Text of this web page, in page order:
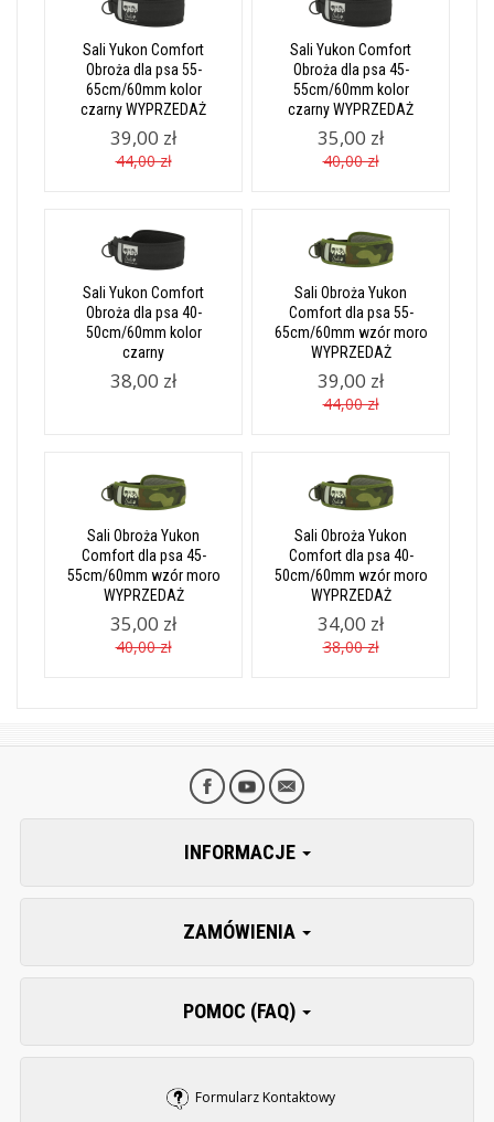
Sali Yukon Comfort
Obroża dla psa 55-
65cm/60mm kolor
czarny WYPRZEDAŻ
39,00 zł
44,00 zł
Sali Yukon Comfort
Obroża dla psa 45-
55cm/60mm kolor
czarny WYPRZEDAŻ
35,00 zł
40,00 zł
Sali Yukon Comfort
Obroża dla psa 40-
50cm/60mm kolor
czarny
38,00 zł
Sali Obroża Yukon
Comfort dla psa 55-
65cm/60mm wzór moro
WYPRZEDAŻ
39,00 zł
44,00 zł
Sali Obroża Yukon
Comfort dla psa 45-
55cm/60mm wzór moro
WYPRZEDAŻ
35,00 zł
40,00 zł
Sali Obroża Yukon
Comfort dla psa 40-
50cm/60mm wzór moro
WYPRZEDAŻ
34,00 zł
38,00 zł
INFORMACJE
ZAMÓWIENIA
POMOC (FAQ)
Formularz Kontaktowy